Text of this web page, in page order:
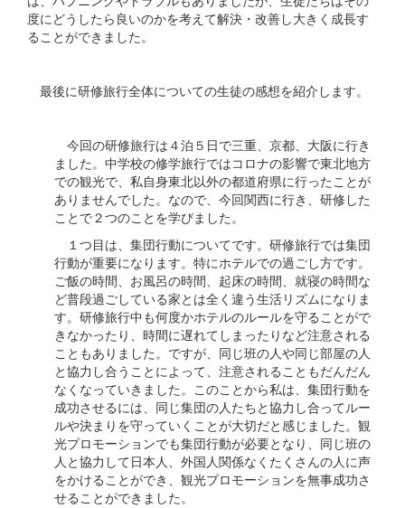
度にどうしたら良いのかを考えて解決・改善し大きく成長す
ることができました。
最後に研修旅行全体についての生徒の感想を紹介します。
今回の研修旅行は４泊５日で三重、京都、大阪に行き
ました。中学校の修学旅行ではコロナの影響で東北地方
での観光で、私自身東北以外の都道府県に行ったことが
ありませんでした。なので、今回関西に行き、研修した
ことで２つのことを学びました。
１つ目は、集団行動についてです。研修旅行では集団
行動が重要になります。特にホテルでの過ごし方です。
ご飯の時間、お風呂の時間、起床の時間、就寝の時間な
ど普段過ごしている家とは全く違う生活リズムになりま
す。研修旅行中も何度かホテルのルールを守ることがで
きなかったり、時間に遅れてしまったりなど注意される
こともありました。ですが、同じ班の人や同じ部屋の人
と協力し合うことによって、注意されることもだんだん
なくなっていきました。このことから私は、集団行動を
成功させるには、同じ集団の人たちと協力し合ってルー
ルや決まりを守っていくことが大切だと感じました。観
光プロモーションでも集団行動が必要となり、同じ班の
人と協力して日本人、外国人関係なくたくさんの人に声
をかけることができ、観光プロモーションを無事成功さ
せることができました。